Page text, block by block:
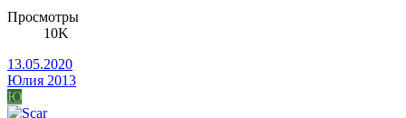
Просмотры
10K
13.05.2020
Юлия 2013
Ю